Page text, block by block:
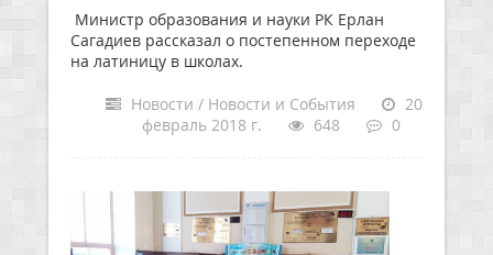
Министр образования и науки РК Ерлан
Сагадиев рассказал о постепенном переходе
на латиницу в школах.
Новости / Новости и События
20
февраль 2018 г.
648 0